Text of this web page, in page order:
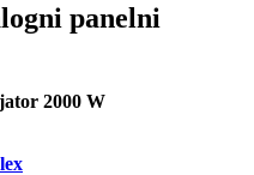
panelni
2000 W